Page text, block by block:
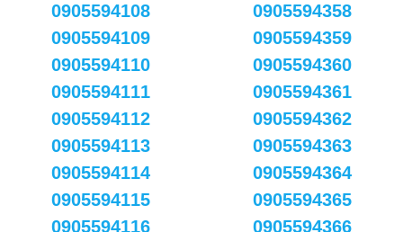
0905594108
0905594109
0905594110
0905594111
0905594112
0905594113
0905594114
0905594115
0905594116
0905594358
0905594359
0905594360
0905594361
0905594362
0905594363
0905594364
0905594365
0905594366